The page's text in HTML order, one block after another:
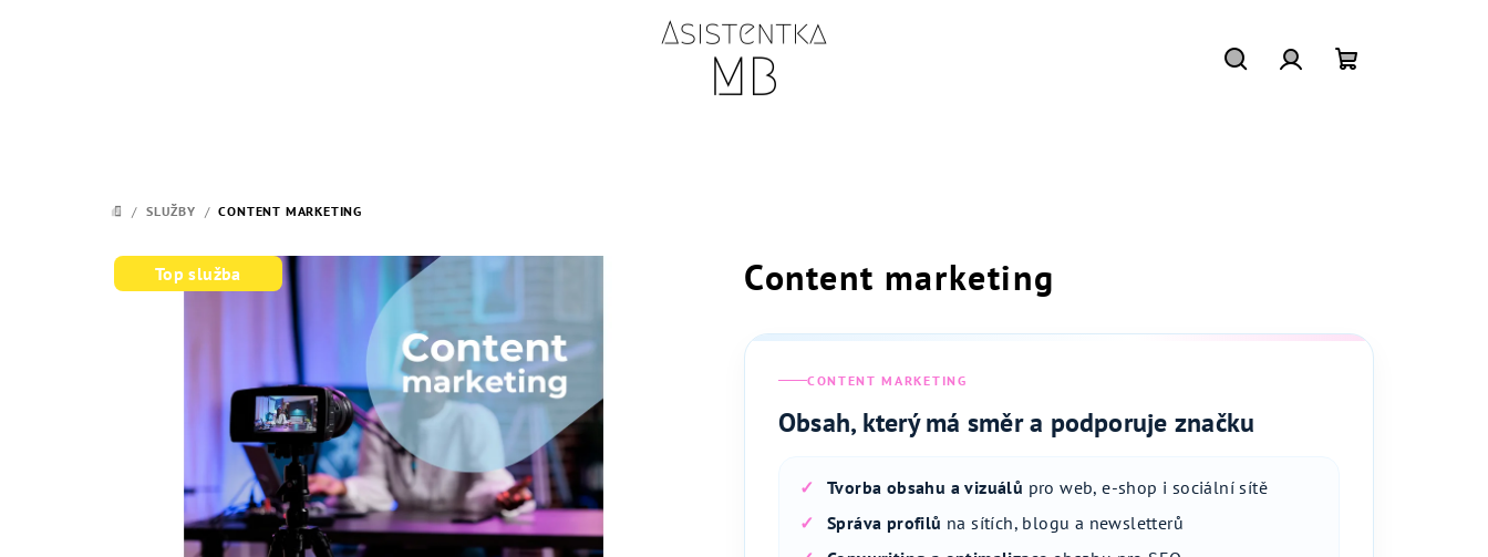
DOMŮ
/ SLUŽBY / CONTENT MARKETING
Content marketing
CONTENT MARKETING
Obsah, který má směr a podporuje značku
Tvorba obsahu a vizuálů pro web, e-shop i sociální sítě
Správa profilů na sítích, blogu a newsletterů
Top služba